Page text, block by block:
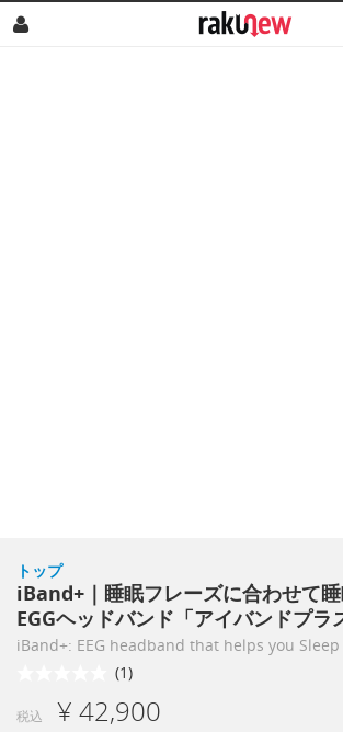
トップ
iBand+｜睡眠フレーズに合わせて
EGGヘッドバンド「アイバンドプラ
iBand+: EEG headband that helps you
(1)
税込 ¥ 42,900